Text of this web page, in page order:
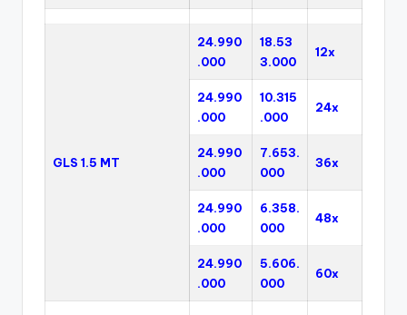
GLS 1.5 MT
24.990
.000
18.53
3.000
12x
24.990
.000
10.315
.000
24x
24.990
.000
7.653.
000
36x
24.990
.000
6.358.
000
48x
24.990
.000
5.606.
000
60x